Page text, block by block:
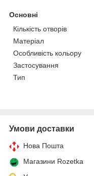
Основні
Кількість отворів
Матеріал
Особливість кольору
Застосування
Тип
Умови доставки
Нова Пошта
Магазини Rozetka